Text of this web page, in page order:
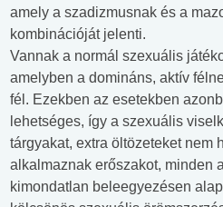
amely a szadizmusnak és a
kombinációját jelenti.
Vannak a normál szexuális
amelyben a domináns, aktív
fél. Ezekben az esetekben
lehetséges, így a szexuális
tárgyakat, extra öltözeteket nem
alkalmaznak erőszakot, minden
kimondatlan beleegyezésen